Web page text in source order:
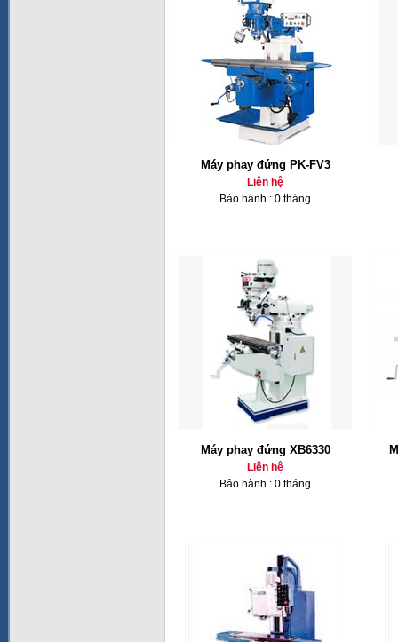
Máy phay đứng PK-FV3
Liên hệ
Bảo hành : 0 tháng
Máy phay đứng XB6330
Liên hệ
Bảo hành : 0 tháng